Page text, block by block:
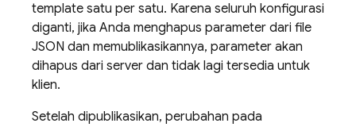
template satu per satu. Karena seluruh konfigurasi
diganti, jika Anda menghapus parameter dari file
JSON dan memublikasikannya, parameter akan
dihapus dari server dan tidak lagi tersedia untuk
klien.
Setelah dipublikasikan, perubahan pada